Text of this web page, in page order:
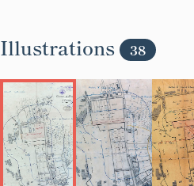
Illustrations 38